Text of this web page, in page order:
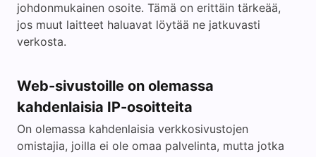
johdonmukainen osoite. Tämä on erittäin tärkeää,
jos muut laitteet haluavat löytää ne jatkuvasti
verkosta.
Web-sivustoille on olemassa
kahdenlaisia IP-osoitteita
On olemassa kahdenlaisia verkkosivustojen
omistajia, joilla ei ole omaa palvelinta, mutta jotka